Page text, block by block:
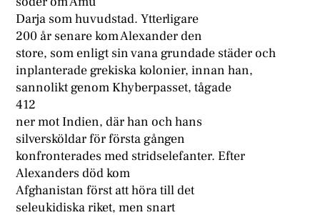
Darja som huvudstad. Ytterligare
200 år senare kom Alexander den
store, som enligt sin vana grundade städer och
inplanterade grekiska kolonier, innan han,
sannolikt genom Khyberpasset, tågade
412
ner mot Indien, där han och hans
silversköldar för första gången
konfronterades med stridselefanter. Efter
Alexanders död kom
Afghanistan först att höra till det
seleukidiska riket, men snart